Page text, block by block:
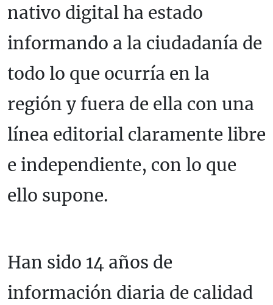
nativo digital ha estado
informando a la ciudadanía de
todo lo que ocurría en la
región y fuera de ella con una
línea editorial claramente libre
e independiente, con lo que
ello supone.
Han sido 14 años de
información diaria de calidad